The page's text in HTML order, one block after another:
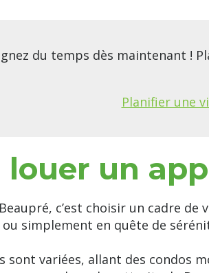
du temps dès maintenant !
Planifier une
louer un
c’est choisir un cadre
ou simplement en quête de
sont variées, allant des condos